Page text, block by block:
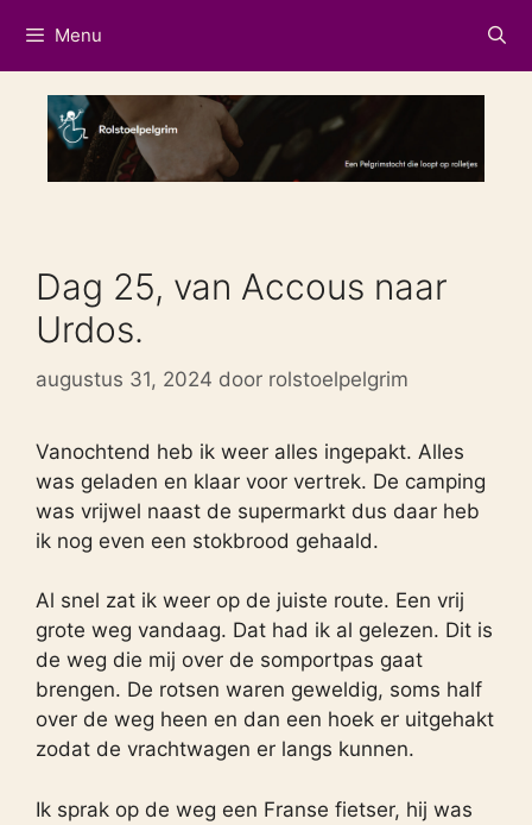
naar
de
inhoud
Menu
Dag 25, van Accous naar
Urdos.
augustus 31, 2024 door rolstoelpelgrim
Vanochtend heb ik weer alles ingepakt. Alles
was geladen en klaar voor vertrek. De camping
was vrijwel naast de supermarkt dus daar heb
ik nog even een stokbrood gehaald.
Al snel zat ik weer op de juiste route. Een vrij
grote weg vandaag. Dat had ik al gelezen. Dit is
de weg die mij over de somportpas gaat
brengen. De rotsen waren geweldig, soms half
over de weg heen en dan een hoek er uitgehakt
zodat de vrachtwagen er langs kunnen.
Ik sprak op de weg een Franse fietser, hij was